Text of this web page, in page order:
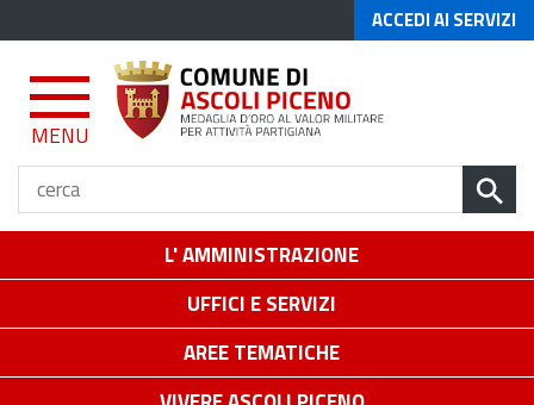
ACCEDI AI SERVIZI
MENU
L' AMMINISTRAZIONE
UFFICI E SERVIZI
AREE TEMATICHE